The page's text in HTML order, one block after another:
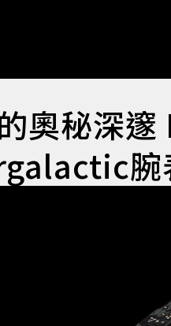
奧秘深邃
腕